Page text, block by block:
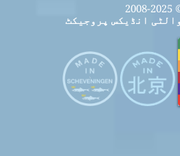
©
انڈیکس پروجیکٹ